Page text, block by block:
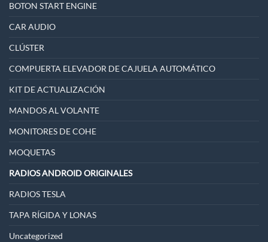
BOTON START ENGINE
CAR AUDIO
CLÚSTER
COMPUERTA ELEVADOR DE CAJUELA AUTOMÁTICO
KIT DE ACTUALIZACIÓN
MANDOS AL VOLANTE
MONITORES DE COHE
MOQUETAS
RADIOS ANDROID ORIGINALES
RADIOS TESLA
TAPA RÍGIDA Y LONAS
Uncategorized